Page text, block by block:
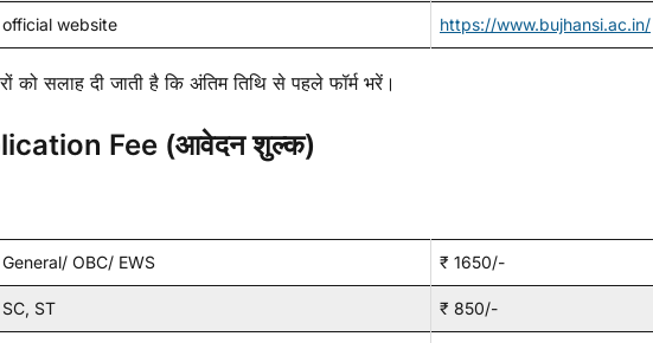
official website https://www.bujhansi.ac.in/
को सलाह दी जाती है कि अंतिम तिथि से पहले फॉर्म भरें।
Fee (आवेदन शुल्क)
General/ OBC/ EWS ₹ 1650/-
SC, ST ₹ 850/-